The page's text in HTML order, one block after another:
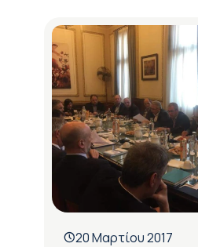
20 Μαρτίου 2017